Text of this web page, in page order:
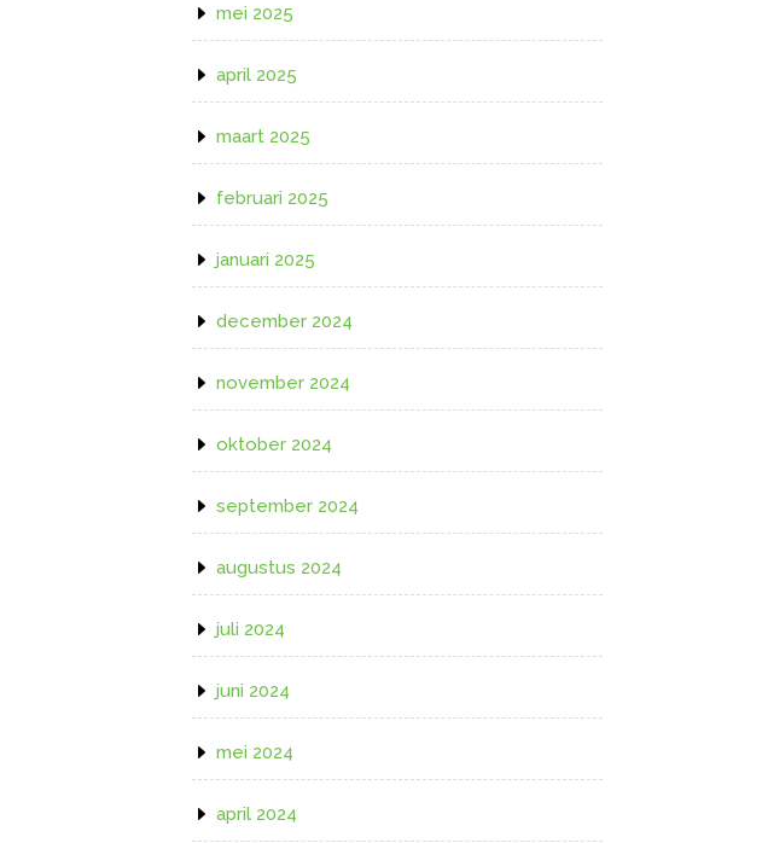
mei 2025
april 2025
maart 2025
februari 2025
januari 2025
december 2024
november 2024
oktober 2024
september 2024
augustus 2024
juli 2024
juni 2024
mei 2024
april 2024